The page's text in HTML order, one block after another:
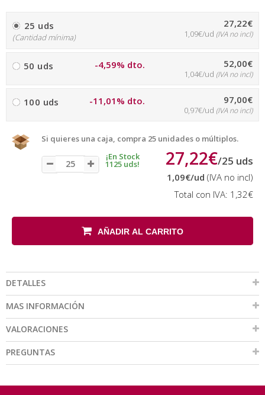
25 uds
(Cantidad mínima)
27,22€
1,09€/ud (IVA no incl)
50 uds -4,59% dto. 52,00€
1,04€/ud (IVA no incl)
100 uds -11,01% dto. 97,00€
0,97€/ud (IVA no incl)
Si quieres una caja, compra 25 unidades o múltiplos.
¡En Stock
1125 uds! 27,22€/25 uds
1,09€/ud (IVA no incl)
Total con IVA: 1,32€
AÑADIR AL CARRITO
DETALLES
MAS INFORMACIÓN
VALORACIONES
PREGUNTAS